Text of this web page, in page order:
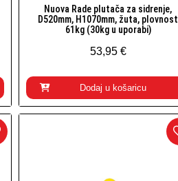
Brzi pogled
Nuova Rade plutača za sidrenje,
D520mm, H1070mm, žuta, plovnost
61kg (30kg u uporabi)
53,95 €
Dodaj u košaricu